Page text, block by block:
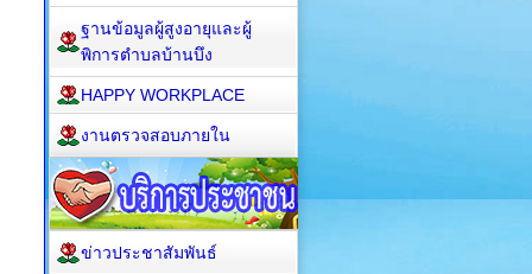
ฐานข้อมูลผู้สูงอายุและผู้
พิการตำบลบ้านบึง
HAPPY WORKPLACE
งานตรวจสอบภายใน
ข่าวประชาสัมพันธ์